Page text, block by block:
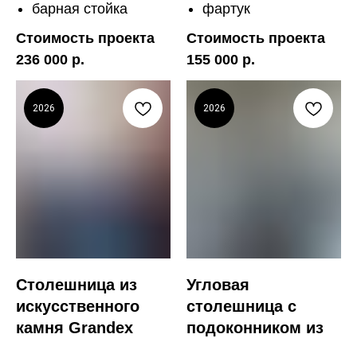
барная стойка
Стоимость проекта
236 000 р.
фартук
Стоимость проекта
155 000 р.
2026
Столешница из
искусственного
камня Grandex
2026
Угловая
столешница с
подоконником из